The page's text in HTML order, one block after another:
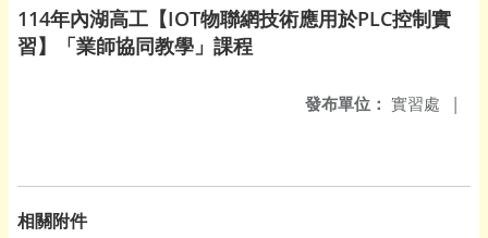
114年內湖高工【IOT物聯網技術應用於PLC控制實
習】「業師協同教學」課程
發布單位： 實習處 |
相關附件